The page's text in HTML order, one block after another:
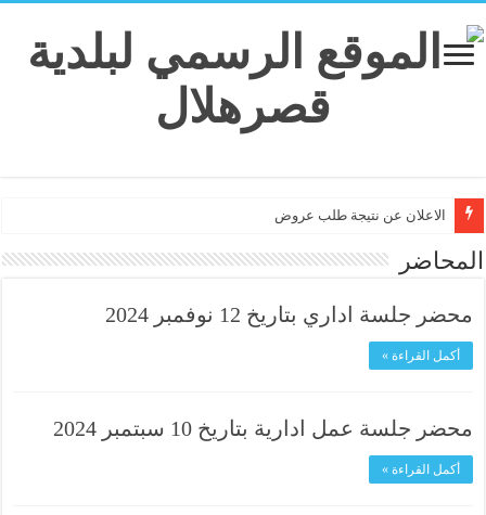
الاعلان عن نتيجة طلب عروض
المحاضر
محضر جلسة اداري بتاريخ 12 نوفمبر 2024
أكمل القراءة »
محضر جلسة عمل ادارية بتاريخ 10 سبتمبر 2024
أكمل القراءة »